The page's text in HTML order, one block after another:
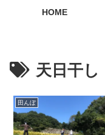
HOME
天日干し
田んぼ